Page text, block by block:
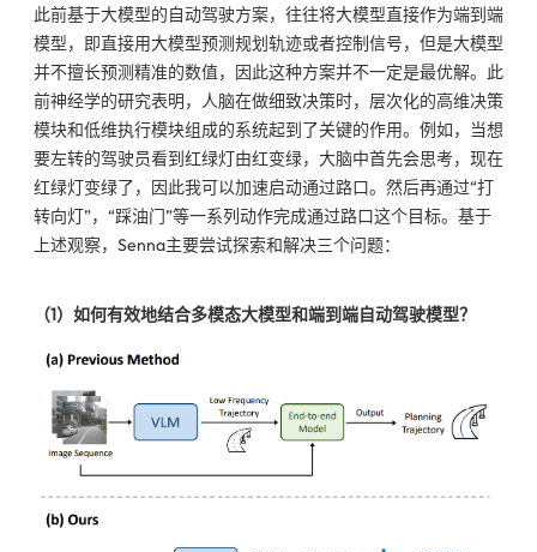
此前基于大模型的自动驾驶方案，往往将大模型直接作为端到端
模型，即直接用大模型预测规划轨迹或者控制信号，但是大模型
并不擅长预测精准的数值，因此这种方案并不一定是最优解。此
前神经学的研究表明，人脑在做细致决策时，层次化的高维决策
模块和低维执行模块组成的系统起到了关键的作用。例如，当想
要左转的驾驶员看到红绿灯由红变绿，大脑中首先会思考，现在
红绿灯变绿了，因此我可以加速启动通过路口。然后再通过“打
转向灯”，“踩油门”等一系列动作完成通过路口这个目标。基于
上述观察，Senna主要尝试探索和解决三个问题：
（1）如何有效地结合多模态大模型和端到端自动驾驶模型？